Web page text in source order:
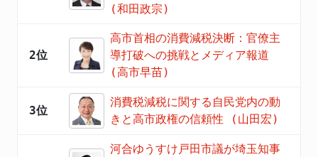
(和田政宗)
2位
高市首相の消費減税決断：官僚主
導打破への挑戦とメディア報道
(高市早苗)
3位
消費税減税に関する自民党内の動
きと高市政権の信頼性 (山田宏)
河合ゆうすけ戸田市議が埼玉知事